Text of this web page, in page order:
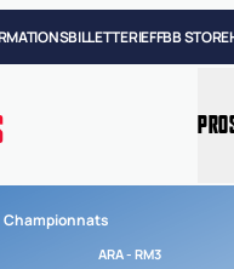
BILLETTERIEFFBB STORE
Championnats
ARA - RM3